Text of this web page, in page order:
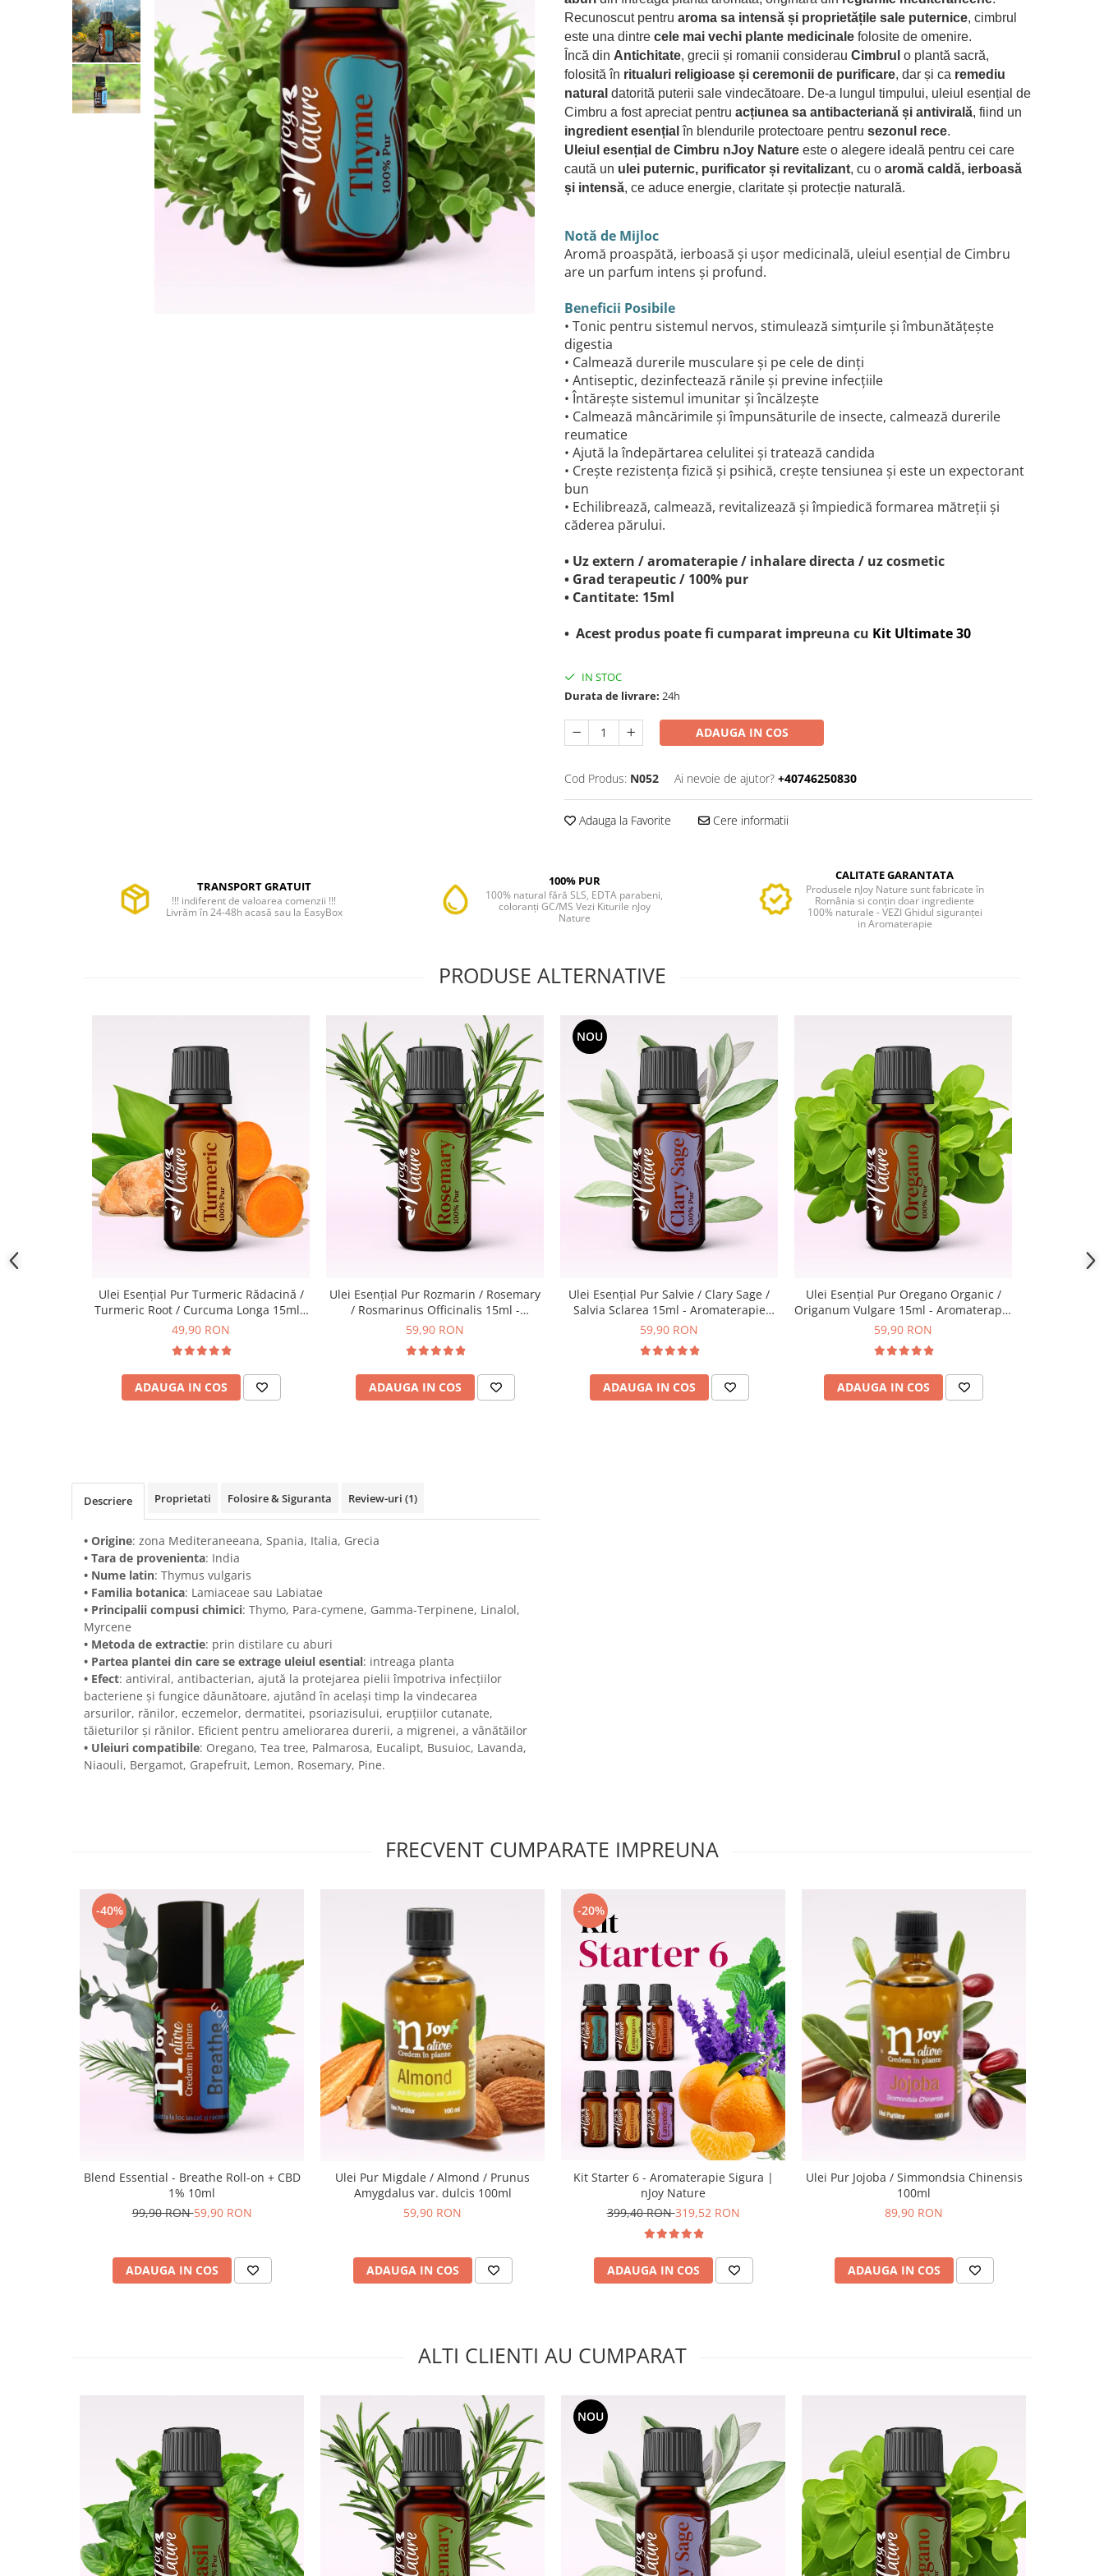
Rose - instrumentul iubirii
Chakrele si Uleiurile Esentiale
Arome tomnatice pentru încălzirea
Uleiul esențial de Ravintsara
Lună plină, bine ai revenit, te simt
Cum integrăm uleiurile esențiale în
Recunoscut pentru aroma sa intensă și proprietățile sale puternice, cimbrul
este una dintre cele mai vechi plante medicinale folosite de omenire.
Încă din Antichitate, grecii și romanii considerau Cimbrul o plantă sacră,
folosită în ritualuri religioase și ceremonii de purificare, dar și ca remediu
natural datorită puterii sale vindecătoare. De-a lungul timpului, uleiul esențial de
Cimbru a fost apreciat pentru acțiunea sa antibacteriană și antivirală, fiind un
ingredient esențial în blendurile protectoare pentru sezonul rece.
Uleiul esențial de Cimbru nJoy Nature este o alegere ideală pentru cei care
caută un ulei puternic, purificator și revitalizant, cu o aromă caldă, ierboasă
și intensă, ce aduce energie, claritate și protecție naturală.
Notă de Mijloc
Aromă proaspătă, ierboasă și ușor medicinală, uleiul esențial de Cimbru
are un parfum intens și profund.
Beneficii Posibile
• Tonic pentru sistemul nervos, stimulează simțurile și îmbunătățește
digestia
• Calmează durerile musculare și pe cele de dinți
• Antiseptic, dezinfectează rănile și previne infecțiile
• Întărește sistemul imunitar și încălzește
• Calmează mâncărimile și împunsăturile de insecte, calmează durerile
reumatice
• Ajută la îndepărtarea celulitei și tratează candida
• Crește rezistența fizică și psihică, crește tensiunea și este un expectorant
bun
• Echilibrează, calmează, revitalizează și împiedică formarea mătreții și
căderea părului.
• Uz extern / aromaterapie / inhalare directa / uz cosmetic
• Grad terapeutic / 100% pur
• Cantitate: 15ml
• Acest produs poate fi cumparat impreuna cu Kit Ultimate 30
IN STOC
Durata de livrare: 24h
ADAUGA IN COS
Cod Produs: N052 Ai nevoie de ajutor? +40746250830
Adauga la Favorite Cere informatii
TRANSPORT GRATUIT
!!! indiferent de valoarea comenzii !!!
Livrăm în 24-48h acasă sau la EasyBox
100% PUR
100% natural fără SLS, EDTA parabeni,
coloranți GC/MS Vezi Kiturile nJoy
Nature
CALITATE GARANTATA
Produsele nJoy Nature sunt fabricate în
România si conțin doar ingrediente
100% naturale - VEZI Ghidul siguranței
in Aromaterapie
PRODUSE ALTERNATIVE
Ulei Esențial Pur Turmeric Rădacină /
Turmeric Root / Curcuma Longa 15ml -
Aromaterapie Sigura | nJoy Nature
49,90 RON
ADAUGA IN COS
Ulei Esențial Pur Rozmarin / Rosemary
/ Rosmarinus Officinalis 15ml -
Aromaterapie Sigura | nJoy Nature
59,90 RON
ADAUGA IN COS
NOU
Ulei Esențial Pur Salvie / Clary Sage /
Salvia Sclarea 15ml - Aromaterapie
Sigura | nJoy Nature
59,90 RON
ADAUGA IN COS
Ulei Esențial Pur Oregano Organic /
Origanum Vulgare 15ml - Aromaterapie
Sigura | nJoy Nature
59,90 RON
ADAUGA IN COS
Descriere Proprietati Folosire & Siguranta Review-uri (1)
• Origine: zona Mediteraneeana, Spania, Italia, Grecia
• Tara de provenienta: India
• Nume latin: Thymus vulgaris
• Familia botanica: Lamiaceae sau Labiatae
• Principalii compusi chimici: Thymo, Para-cymene, Gamma-Terpinene, Linalol,
Myrcene
• Metoda de extractie: prin distilare cu aburi
• Partea plantei din care se extrage uleiul esential: intreaga planta
• Efect: antiviral, antibacterian, ajută la protejarea pielii împotriva infecțiilor
bacteriene și fungice dăunătoare, ajutând în același timp la vindecarea
arsurilor, rănilor, eczemelor, dermatitei, psoriazisului, erupțiilor cutanate,
tăieturilor și rănilor. Eficient pentru ameliorarea durerii, a migrenei, a vânătăilor
• Uleiuri compatibile: Oregano, Tea tree, Palmarosa, Eucalipt, Busuioc, Lavanda,
Niaouli, Bergamot, Grapefruit, Lemon, Rosemary, Pine.
FRECVENT CUMPARATE IMPREUNA
-40%
Blend Essential - Breathe Roll-on + CBD
1% 10ml
99,90 RON59,90 RON
ADAUGA IN COS
Ulei Pur Migdale / Almond / Prunus
Amygdalus var. dulcis 100ml
59,90 RON
ADAUGA IN COS
-20%
Kit Starter 6 - Aromaterapie Sigura |
nJoy Nature
399,40 RON319,52 RON
ADAUGA IN COS
Ulei Pur Jojoba / Simmondsia Chinensis
100ml
89,90 RON
ADAUGA IN COS
ALTI CLIENTI AU CUMPARAT
NOU